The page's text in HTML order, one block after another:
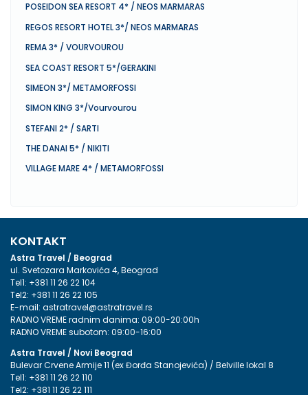
POSEIDON SEA RESORT 4* / NEOS MARMARAS
REGOS RESORT HOTEL 3*/ NEOS MARMARAS
REMA 3* / VOURVOUROU
SEA COAST RESORT 5*/GERAKINI
SIMEON 3*/ METAMORFOSSI
SIMON KING 3*/Vourvourou
STEFANI 2* / SARTI
THE DANAI 5* / NIKITI
VILLAGE MARE 4* / METAMORFOSSI
KONTAKT
Astra Travel / Beograd
ul. Svetozara Markovića 4, Beograd
Tel1: +381 11 26 22 104
Tel2: +381 11 26 22 105
E-mail: astratravel@astratravel.rs
RADNO VREME radnim danima: 09:00-20:00h
RADNO VREME subotom: 09:00-16:00
Astra Travel / Novi Beograd
Bulevar Crvene Armije 11 (ex Đorđa Stanojevića) / Belville lokal 8
Tel1: +381 11 26 22 110
Tel2: +381 11 26 22 111